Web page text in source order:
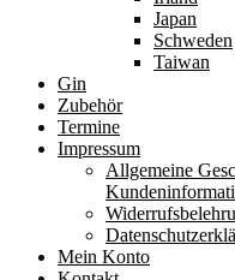
Japan
Schweden
Taiwan
Gin
Zubehör
Termine
Impressum
Allgemeine
Mein Konto